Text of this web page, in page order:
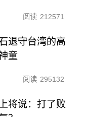
阅读 212571
退守台湾的高
童
阅读 295132
将说：打了败